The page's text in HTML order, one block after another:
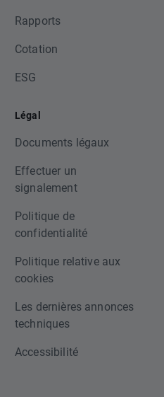
Rapports
Cotation
ESG
Légal
Documents légaux
Effectuer un
signalement
Politique de
confidentialité
Politique relative aux
cookies
Les dernières annonces
techniques
Accessibilité